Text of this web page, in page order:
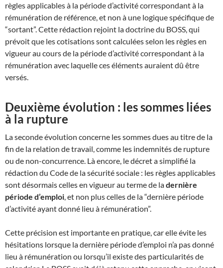
règles applicables à la période d’activité correspondant à la
rémunération de référence, et non à une logique spécifique de
“sortant”. Cette rédaction rejoint la doctrine du BOSS, qui
prévoit que les cotisations sont calculées selon les règles en
vigueur au cours de la période d’activité correspondant à la
rémunération avec laquelle ces éléments auraient dû être
versés.
Deuxième évolution : les sommes liées
à la rupture
La seconde évolution concerne les sommes dues au titre de la
fin de la relation de travail, comme les indemnités de rupture
ou de non-concurrence. Là encore, le décret a simplifié la
rédaction du Code de la sécurité sociale : les règles applicables
sont désormais celles en vigueur au terme de ladernière
période d’emploi, et non plus celles de la “dernière période
d’activité ayant donné lieu à rémunération”.
Cette précision est importante en pratique, car elle évite les
hésitations lorsque la dernière période d’emploi n’a pas donné
lieu à rémunération ou lorsqu’il existe des particularités de